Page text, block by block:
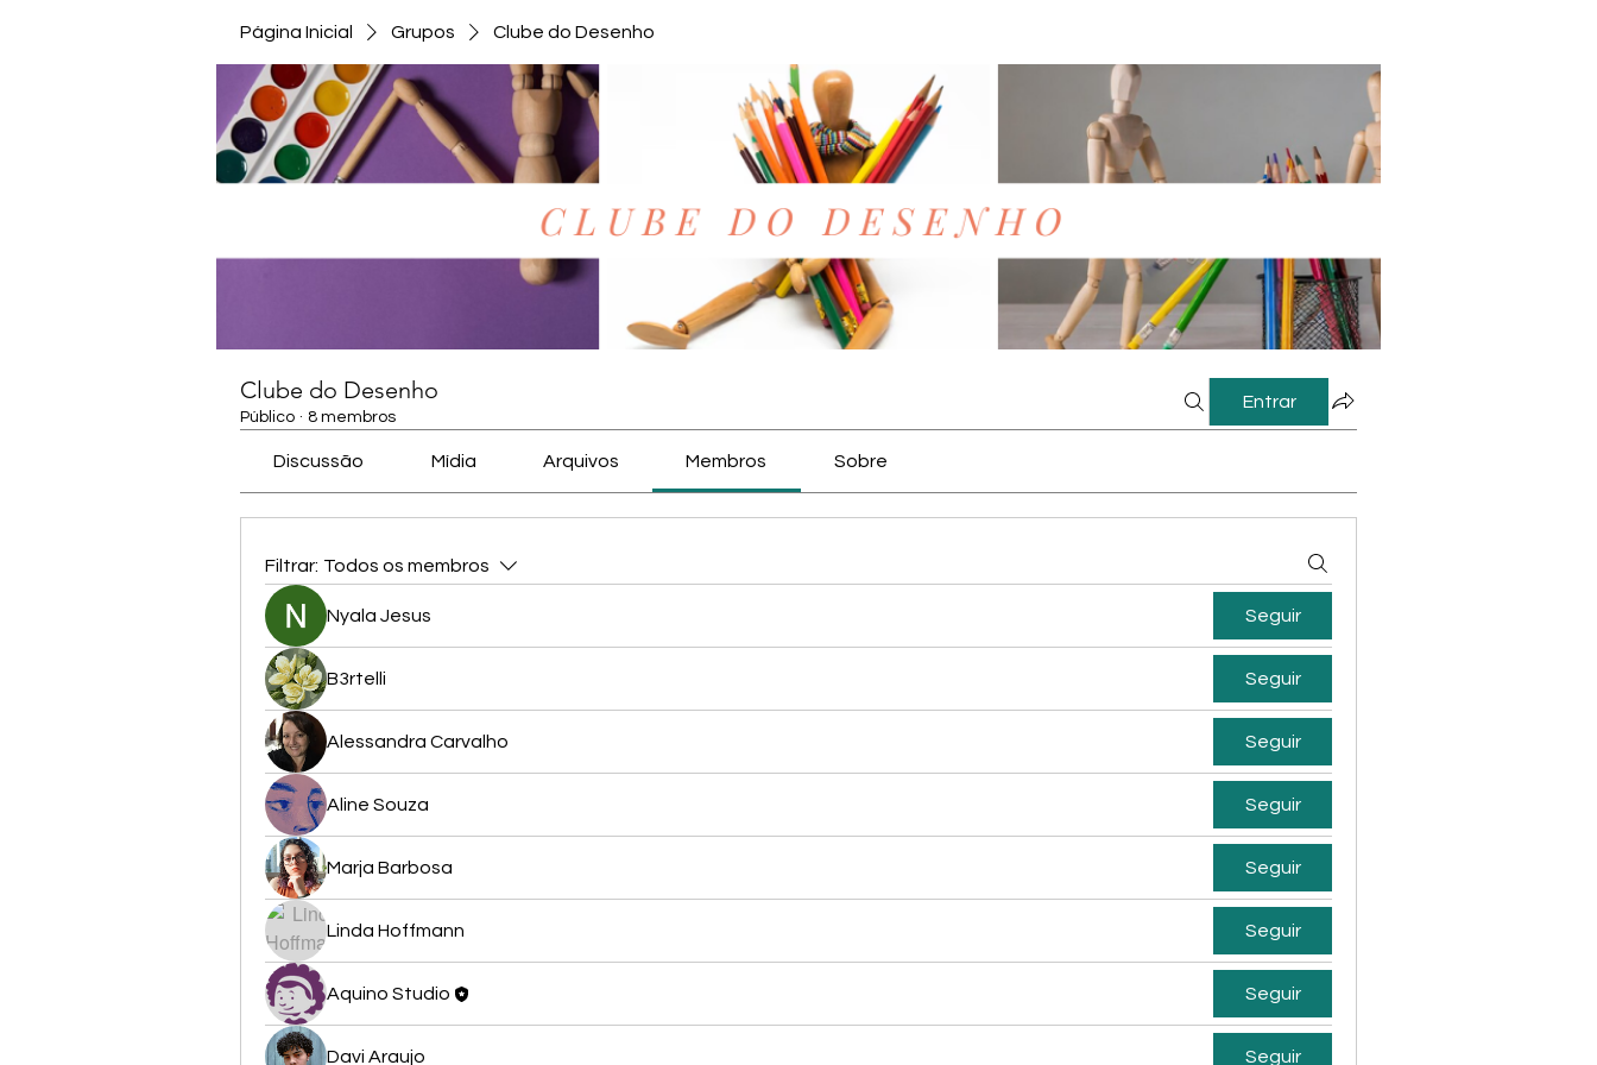
Página Inicial Grupos Clube do Desenho
Clube do Desenho
Público · 8 membros
Entrar
Discussão Mídia Arquivos Membros Sobre
Filtrar: Todos os membros
Nyala Jesus Seguir
B3rtelli Seguir
Alessandra Carvalho Seguir
Aline Souza Seguir
Marja Barbosa Seguir
Linda Hoffmann Seguir
Aquino Studio Seguir
Davi Araujo Seguir